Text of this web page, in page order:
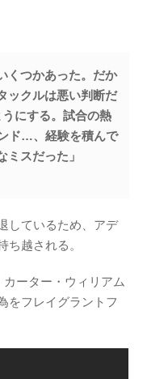
くつかあった。だか
ックルは悪い判断だ
にする。試合の熱
ド…、経験を積んで
スだった」
しているため、アデ
ち越される。
ーター・ウィリアム
をフレイグラントフ